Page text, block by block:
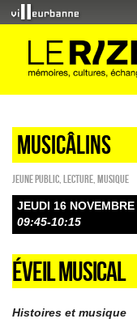
Musicâlins
Jeune public Lecture Musique
JEUDI 16
09:45-10:15
ÉVEIL MUSICAL
Histoires et musique